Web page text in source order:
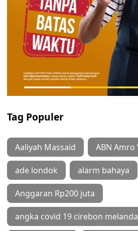
Tag Populer
Aaliyah Massaid ABN Amro
ade londok alarm bahaya
Anggaran Rp200 juta
angka covid 19 cirebon